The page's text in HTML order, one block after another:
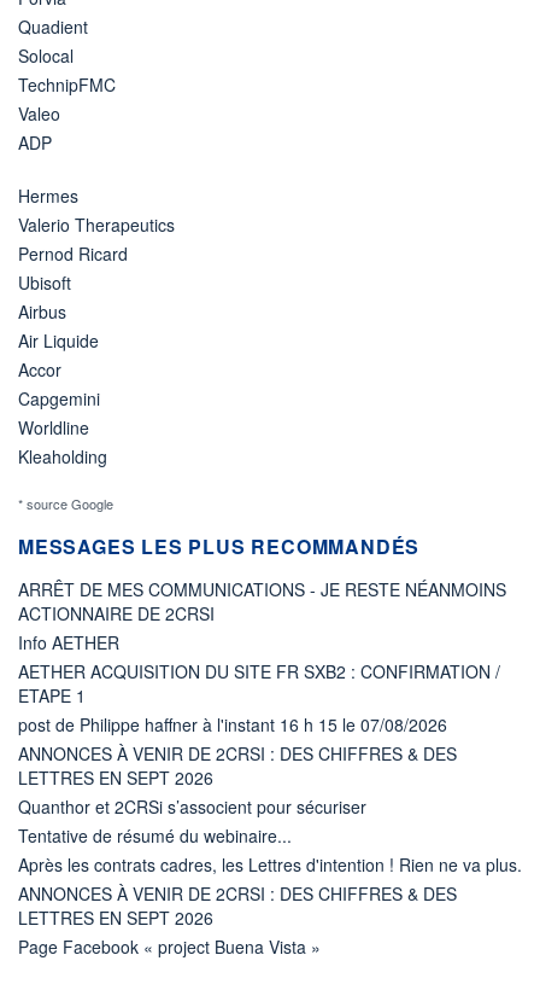
Quadient
Solocal
TechnipFMC
Valeo
ADP
Hermes
Valerio Therapeutics
Pernod Ricard
Ubisoft
Airbus
Air Liquide
Accor
Capgemini
Worldline
Kleaholding
* source Google
MESSAGES LES PLUS RECOMMANDÉS
ARRÊT DE MES COMMUNICATIONS - JE RESTE NÉANMOINS
ACTIONNAIRE DE 2CRSI
Info AETHER
AETHER ACQUISITION DU SITE FR SXB2 : CONFIRMATION /
ETAPE 1
post de Philippe haffner à l'instant 16 h 15 le 07/08/2026
ANNONCES À VENIR DE 2CRSI : DES CHIFFRES & DES
LETTRES EN SEPT 2026
Quanthor et 2CRSi s’associent pour sécuriser
Tentative de résumé du webinaire...
Après les contrats cadres, les Lettres d'intention ! Rien ne va plus.
ANNONCES À VENIR DE 2CRSI : DES CHIFFRES & DES
LETTRES EN SEPT 2026
Page Facebook « project Buena Vista »